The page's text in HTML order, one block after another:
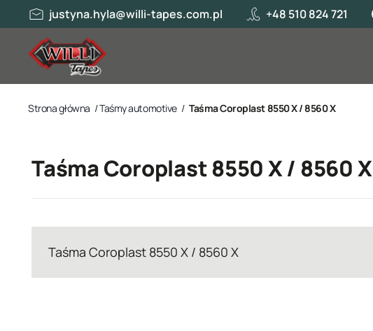
justyna.hyla@willi-tapes.com.pl +48 510 824 721
Strona główna /Taśmy automotive / Taśma Coroplast 8550 X / 8560 X
Taśma Coroplast 8550 X / 8560 X
Taśma Coroplast 8550 X / 8560 X